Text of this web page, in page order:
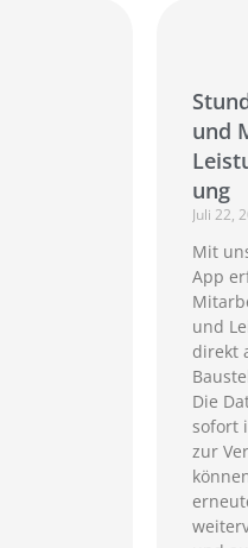
und
ung
Juli 22,
Mit
App
und
direkt
Die
sofort
zur